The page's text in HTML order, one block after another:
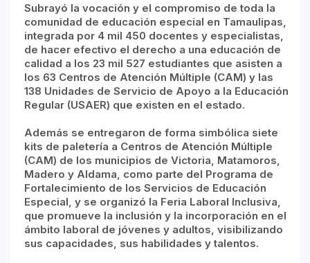
Subrayó la vocación y el compromiso de toda la
comunidad de educación especial en Tamaulipas,
integrada por 4 mil 450 docentes y especialistas,
de hacer efectivo el derecho a una educación de
calidad a los 23 mil 527 estudiantes que asisten a
los 63 Centros de Atención Múltiple (CAM) y las
138 Unidades de Servicio de Apoyo a la Educación
Regular (USAER) que existen en el estado.
Además se entregaron de forma simbólica siete
kits de paletería a Centros de Atención Múltiple
(CAM) de los municipios de Victoria, Matamoros,
Madero y Aldama, como parte del Programa de
Fortalecimiento de los Servicios de Educación
Especial, y se organizó la Feria Laboral Inclusiva,
que promueve la inclusión y la incorporación en el
ámbito laboral de jóvenes y adultos, visibilizando
sus capacidades, sus habilidades y talentos.